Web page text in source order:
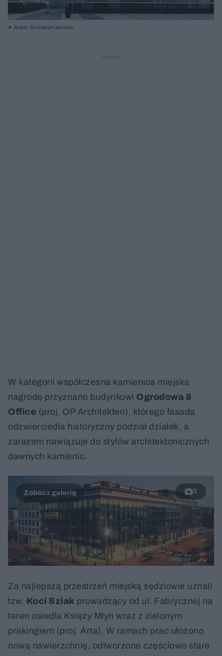
Autor: Archiwum serwisu
W kategorii współczesna kamienica miejska
nagrodę przyznano budynkowi Ogrodowa 8
Office (proj. OP Architekten), którego fasada
odzwierciedla historyczny podział działek, a
zarazem nawiązuje do stylów architektonicznych
dawnych kamienic.
3
Za najlepszą przestrzeń miejską sędziowie uznali
tzw. Koci Szlak prowadzący od ul. Fabrycznej na
teren osiedla Księży Młyn wraz z zielonym
prakingiem (proj. Arta). W ramach prac ułożono
nową nawierzchnię, odtworzone częściowo stare